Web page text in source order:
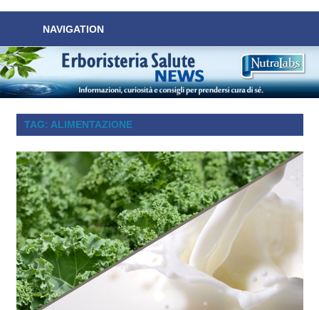
Naturale
NutraLabs
Nuove
sul
Benessere
Naturale!
NAVIGATION
TAG: ALIMENTAZIONE